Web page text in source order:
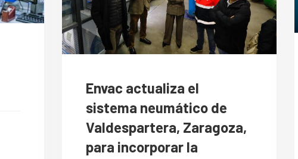
Envac actualiza el
sistema neumático de
Valdespartera, Zaragoza,
para incorporar la